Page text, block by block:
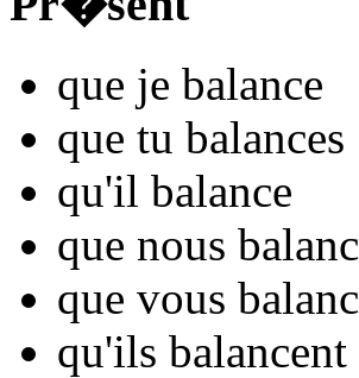
que je balance
que tu balances
qu'il balance
que nous balanc
que vous balanc
qu'ils balancent